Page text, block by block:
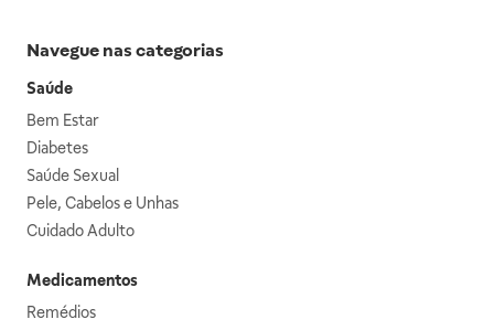
Navegue nas categorias
Saúde
Bem Estar
Diabetes
Saúde Sexual
Pele, Cabelos e Unhas
Cuidado Adulto
Medicamentos
Remédios